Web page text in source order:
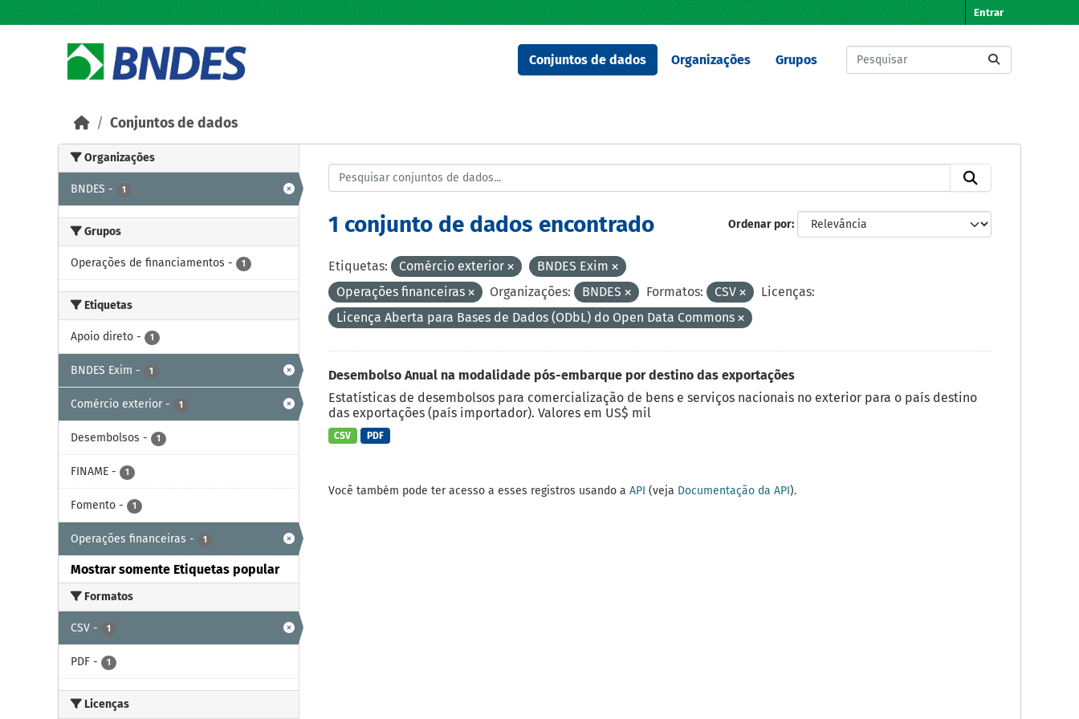
Entrar
Conjuntos de dados Organizações Grupos
Conjuntos de dados
Organizações
BNDES - 1
Grupos
Operações de financiamentos - 1
Etiquetas
Apoio direto - 1
BNDES Exim - 1
Comércio exterior - 1
Desembolsos - 1
FINAME - 1
Fomento - 1
Operações financeiras - 1
Mostrar somente Etiquetas popular
Formatos
CSV - 1
PDF - 1
Licenças
Ordenar por
1 conjunto de dados encontrado
Etiquetas: Comércio exterior
BNDES Exim
Operações financeiras
Organizações: BNDES Formatos: CSV
Licenças:
Licença Aberta para Bases de Dados (ODbL) do Open Data Commons
Desembolso Anual na modalidade pós-embarque por destino das exportações
Estatísticas de desembolsos para comercialização de bens e serviços nacionais no exterior para o país destino
das exportações (país importador). Valores em US$ mil
CSV PDF
Você também pode ter acesso a esses registros usando a API (veja Documentação da API).